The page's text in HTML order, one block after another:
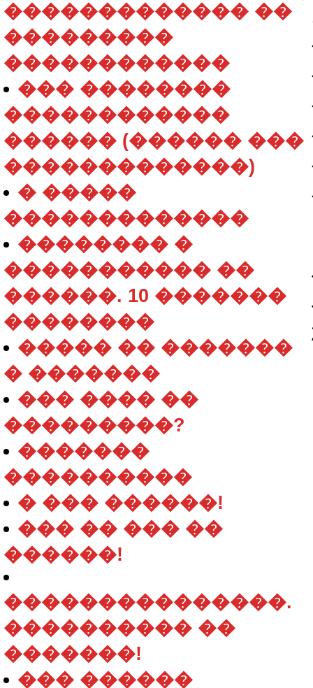
������������� ��
���������
������������
��� ��������
������������
������ (������ ���
�������������)
� �����
�������������
�������� �
����������� ��
������. 10 �������
��������
����� �� �������
� �������
��� ���� ��
���������?
�������
����������
� ��� ������!
��� �� ��� ��
������!
���������������.
���������� ��
�������!
��� ������